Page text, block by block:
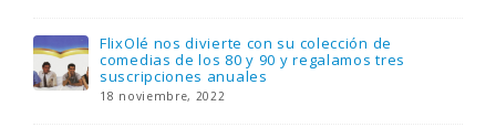
FlixOlé nos divierte con su colección de
comedias de los 80 y 90 y regalamos tres
suscripciones anuales
18 noviembre, 2022